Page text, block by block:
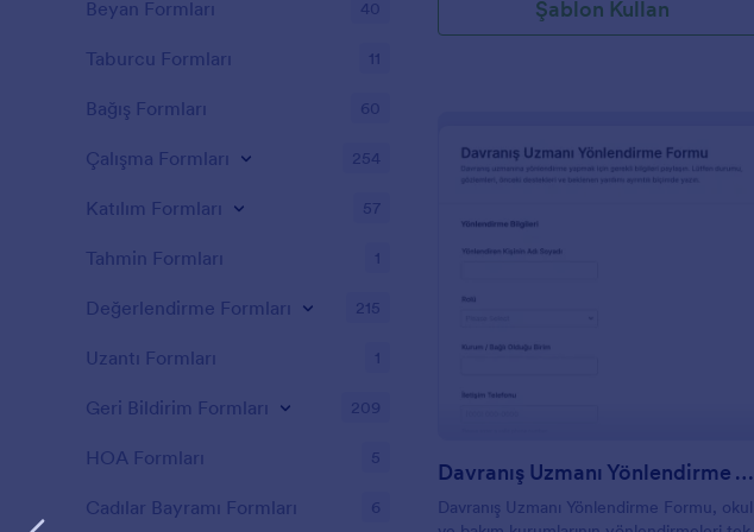
Şablon Kullan
Davranış Uzmanı Yönlendirme Anketi
Davranış Uzmanı Yönlendirme Formu, okul
Beyan Formları 40
Taburcu Formları 11
Bağış Formları 60
Çalışma Formları 254
Katılım Formları 57
Tahmin Formları 1
Değerlendirme Formları 215
Uzantı Formları 1
Geri Bildirim Formları 209
HOA Formları 5
Cadılar Bayramı Formları 6